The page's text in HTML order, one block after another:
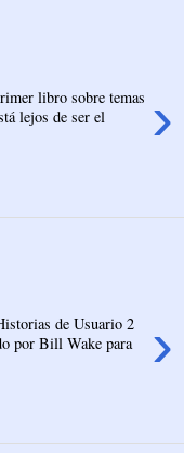
›
libro sobre temas
lejos de ser el
›
de Usuario 2
por Bill Wake para